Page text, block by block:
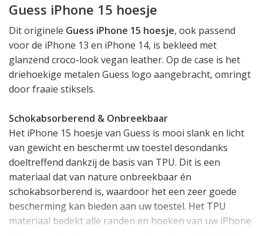
Guess iPhone 15 hoesje
Dit originele Guess iPhone 15 hoesje, ook passend
voor de iPhone 13 en iPhone 14, is bekleed met
glanzend croco-look vegan leather. Op de case is het
driehoekige metalen Guess logo aangebracht, omringt
door fraaie stiksels.
Schokabsorberend & Onbreekbaar
Het iPhone 15 hoesje van Guess is mooi slank en licht
van gewicht en beschermt uw toestel desondanks
doeltreffend dankzij de basis van TPU. Dit is een
materiaal dat van nature onbreekbaar én
schokabsorberend is, waardoor het een zeer goede
bescherming kan bieden aan uw toestel. Het TPU
materiaal bedekt alle randen en hoeken van uw iPhone